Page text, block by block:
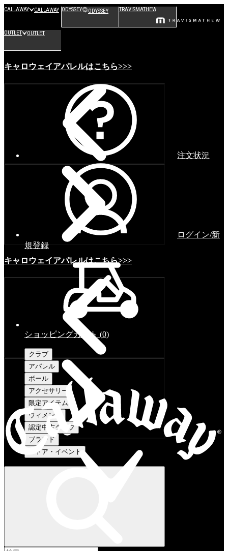
CALLAWAY CALLAWAY ODYSSEY ODYSSEY TRAVISMATHEW
OUTLET OUTLET
キャロウェイアパレルはこちら>>>
キャロウェイアパレルはこちら>>>
注文状況
ログイン/新
規登録
ショッピングカート (0)
クラブ
アパレル
ボール
アクセサリー
限定アイテム
ウィメンズ
認定中古クラブ
ブランド
ストア・イベント